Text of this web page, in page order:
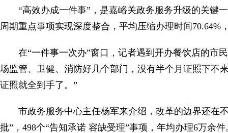
“高效办成一件事”，是嘉峪关政务服务升级的关键
周期重点事项实现深度整合，平均压缩办理时间70.64%
在“一件事一次办”窗口，记者遇到开办餐饮店的市
场监管、卫健、消防好几个部门，没有半个月证照下不
证照就全到手了。”
市政务服务中心主任杨军来介绍，改革的边界还在
批”，498个“告知承诺 容缺受理”事项，年均办理6万余